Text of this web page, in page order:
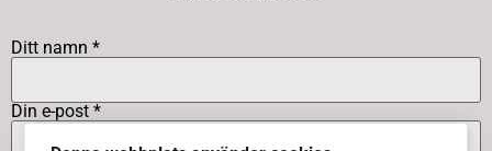
Ditt namn *
Din e-post *